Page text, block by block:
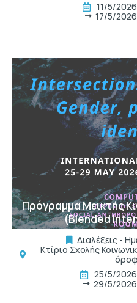
11/5/2026
17/5/2026
t
Πρόγραμμα Μεικτής
(Blended
Διαλέξεις -
Κτίριο Σχολής
25/5/2026
29/5/2026